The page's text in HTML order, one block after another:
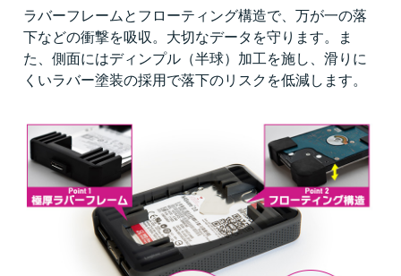
ラバーフレームとフローティング構造で、万が一の落
下などの衝撃を吸収。大切なデータを守ります。ま
た、側面にはディンプル（半球）加工を施し、滑りに
くいラバー塗装の採用で落下のリスクを低減します。